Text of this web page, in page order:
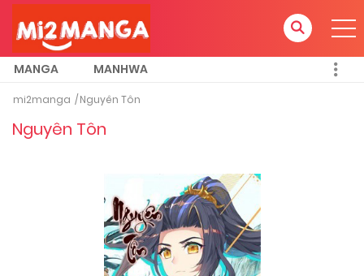
MANGA MANHWA
mi2manga Nguyên Tôn
Nguyên Tôn